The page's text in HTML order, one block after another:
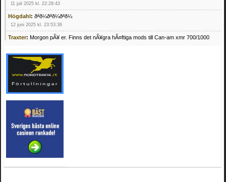
11 juli 2025 kl. 22:28:43
Högdahl: ðªð¼ðªð¼ðªð¼
12 juni 2025 kl. 23:53:36
Traxter: Morgon pÃ¥ er. Finns det nÃ¥gra hÃ¤ftiga mods till Can-am xmr 700/1000
Mrhandsome:SÃ¶ker defekta/trasiga fyrhjulingar. Jag betalar bra och du kan nÃ¥ mig
pÃ¥ 0709955029 eller hv.alexandersson@gmail.com ifall du har en som du vill sÃ¤lja
mvh Hugo
21 februari 2025 kl. 09:25:52
Oscar5:NÃ¥gon som vet vad man kan begÃ¤ra fÃ¶r en Honda TRX 350 FE 2005
4 februari 2025 kl. 19:20:50
Oscar5:44
4 februari 2025 kl. 19:15:36
Greger59:NÃ¤gon som vet har en Cetek 500 EFI
15 januari 2025 kl. 23:49:44
Mrhandsome:SÃÂ¶ker defekta/trasiga fyrhjulingar. Jag betalar bra och du kan nÃÂ¥